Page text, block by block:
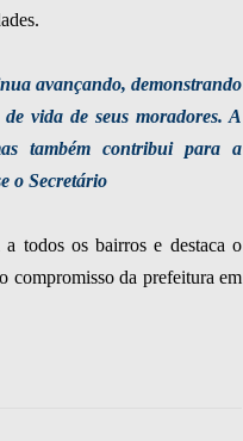
avançando, demonstrando
vida de seus moradores. A
também contribui para a
o Secretário
todos os bairros e destaca o
compromisso da prefeitura em